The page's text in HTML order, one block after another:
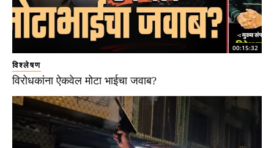
00:15:32
विश्लेषण
विरोधकांना ऐकवेल मोटा भाईचा जवाब?